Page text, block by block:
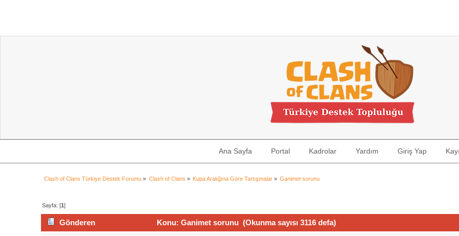
Ana Sayfa Portal Kadrolar Yardım Giriş Yap
Clash of Clans Türkiye Destek Forumu » Clash of Clans » Kupa Aralığına Göre Tartışmalar» Ganimet sorunu
Sayfa: [1]
Gönderen Konu: Ganimet sorunu (Okunma sayısı 3116 defa)